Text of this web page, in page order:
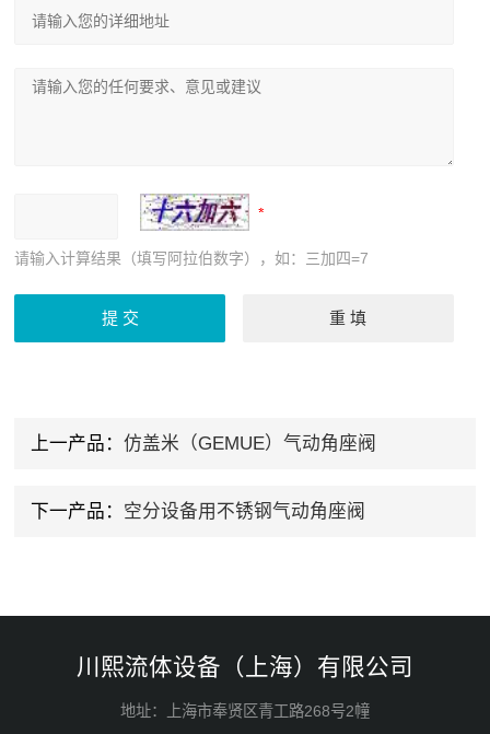
请输入计算结果（填写阿拉伯数字），如：三加四=7
上一产品： 仿盖米（GEMUE）气动角座阀
下一产品： 空分设备用不锈钢气动角座阀
川熙流体设备（上海）有限公司
地址：上海市奉贤区青工路268号2幢